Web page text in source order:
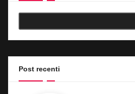
Post recenti